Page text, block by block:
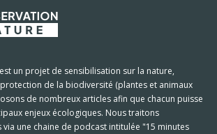
un projet de sensibilisation sur la nature,
de la biodiversité (plantes et animaux
de nombreux articles afin que chacun puisse
enjeux écologiques. Nous traitons
via une chaine de podcast intitulée "15 minutes